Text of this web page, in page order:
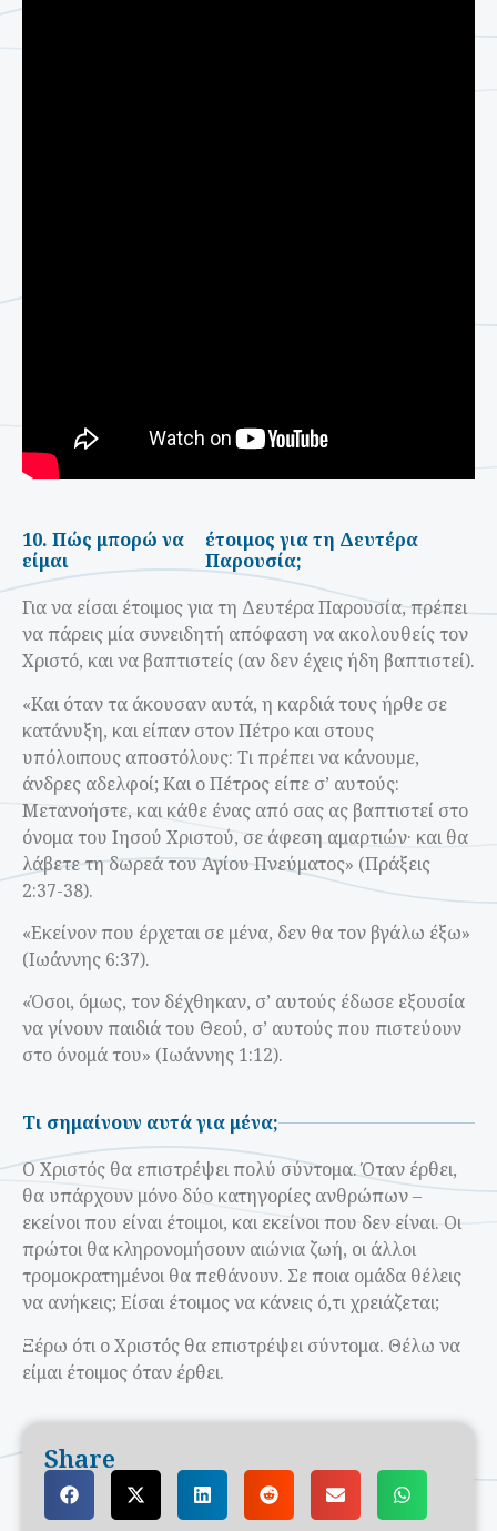
10. Πώς μπορώ να
είμαι
έτοιμος για τη Δευτέρα
Παρουσία;
Για να είσαι έτοιμος για τη Δευτέρα Παρουσία, πρέπει
να πάρεις μία συνειδητή απόφαση να ακολουθείς τον
Χριστό, και να βαπτιστείς (αν δεν έχεις ήδη βαπτιστεί).
«Kαι όταν τα άκουσαν αυτά, η καρδιά τους ήρθε σε
κατάνυξη, και είπαν στον Πέτρο και στους
υπόλοιπους αποστόλους: Τι πρέπει να κάνουμε,
άνδρες αδελφοί; Kαι ο Πέτρος είπε σ’ αυτούς:
Μετανοήστε, και κάθε ένας από σας ας βαπτιστεί στο
όνομα του Ιησού Χριστού, σε άφεση αμαρτιών· και θα
λάβετε τη δωρεά του Αγίου Πνεύματος» (Πράξεις
2:37-38).
«Εκείνον που έρχεται σε μένα, δεν θα τον βγάλω έξω»
(Ιωάννης 6:37).
«Όσοι, όμως, τον δέχθηκαν, σ’ αυτούς έδωσε εξουσία
να γίνουν παιδιά του Θεού, σ’ αυτούς που πιστεύουν
στο όνομά του» (Ιωάννης 1:12).
Τι σημαίνουν αυτά για μένα;
Ο Χριστός θα επιστρέψει πολύ σύντομα. Όταν έρθει,
θα υπάρχουν μόνο δύο κατηγορίες ανθρώπων –
εκείνοι που είναι έτοιμοι, και εκείνοι που δεν είναι. Οι
πρώτοι θα κληρονομήσουν αιώνια ζωή, οι άλλοι
τρομοκρατημένοι θα πεθάνουν. Σε ποια ομάδα θέλεις
να ανήκεις; Είσαι έτοιμος να κάνεις ό,τι χρειάζεται;
Ξέρω ότι ο Χριστός θα επιστρέψει σύντομα. Θέλω να
είμαι έτοιμος όταν έρθει.
Share